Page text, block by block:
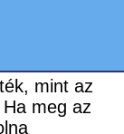
mint az
meg az